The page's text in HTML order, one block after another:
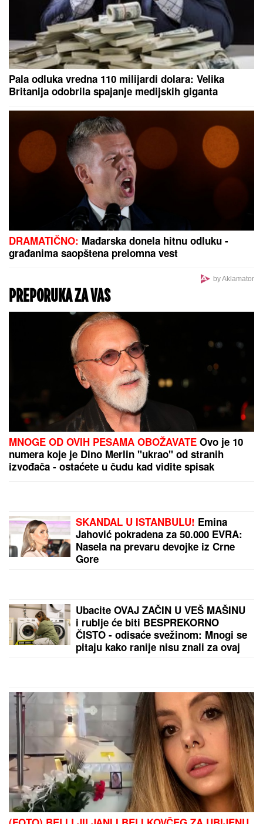
(FOTO) GORI KOMO!Devojka Bake Praseta zapalila
društvene mreže: Milena objavila vrele fotke iz
Italije, bujni dekolte u prvom planu
ZATVORENA DVA AUTO-PUTA:
Snažno nevreme se sručilo u ovaj
deo Evrope, vetar obarao drveće
(VIDEO)
kliničke smrti: Tvrdi da je
razgovarao sa Isusom i video mesto
koje nikada neće zaboraviti!